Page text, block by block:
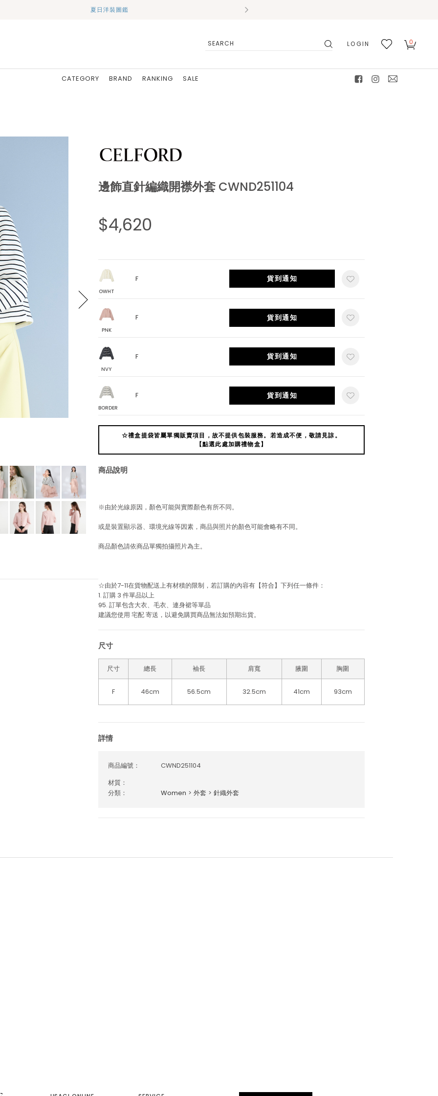
夏日洋裝圖鑑
LOGIN 0
CATEGORY BRAND RANKING
SALE
邊飾直針編織開襟外套 CWND251104
$4,620
OWHT
F 貨到通知
PNK
F 貨到通知
NVY
F 貨到通知
BORDER
F 貨到通知
☆禮盒提袋皆屬單獨販賣項目，故不提供包裝服務。若造成不便，敬請見諒。
【點選此處加購禮物盒】
商品說明
※由於光線原因，顏色可能與實際顏色有所不同。
或是裝置顯示器、環境光線等因素，商品與照片的顏色可能會略有不同。
商品顏色請依商品單獨拍攝照片為主。
☆由於7-11在貨物配送上有材積的限制，若訂購的內容有【符合】下列任一條件：
1. 訂購 3 件單品以上
95. 訂單包含大衣、毛衣、連身裙等單品
建議您使用 宅配寄送，以避免購買商品無法如預期出貨。
尺寸
尺寸 總長 袖長 肩寬 腋圍 胸圍
F 46cm 56.5cm 32.5cm 41cm 93cm
詳情
商品編號：
CWND251104
材質：
分類：
Women > 外套 > 針織外套